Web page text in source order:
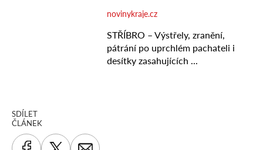
SDÍLET
ČLÁNEK